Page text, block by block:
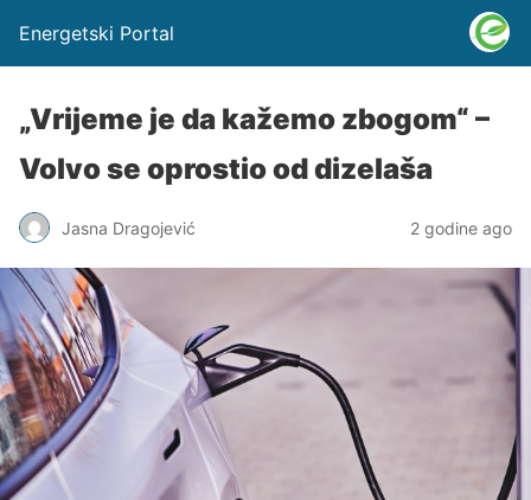
Energetski Portal
„Vrijeme je da kažemo zbogom“ –
Volvo se oprostio od dizelaša
Jasna Dragojević 2 godine ago